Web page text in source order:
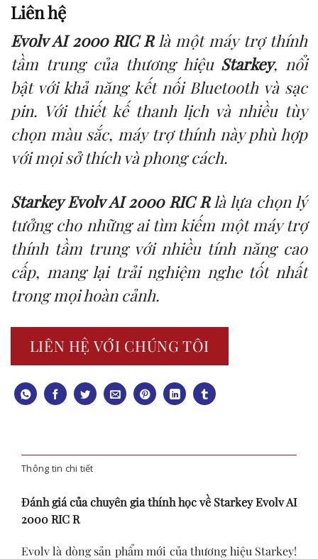
Liên hệ
Evolv AI 2000 RIC Rlà một máy trợ thính
tầm trung của thương hiệu Starkey, nổi
bật với khả năng kết nối Bluetooth và sạc
pin. Với thiết kế thanh lịch và nhiều tùy
chọn màu sắc, máy trợ thính này phù hợp
với mọi sở thích và phong cách.
Starkey Evolv AI 2000 RIC Rlà lựa chọn lý
tưởng cho những ai tìm kiếm một máy trợ
thính tầm trung với nhiều tính năng cao
cấp, mang lại trải nghiệm nghe tốt nhất
trong mọi hoàn cảnh.
LIÊN HỆ VỚI CHÚNG TÔI
Thông tin chi tiết
Đánh giá của chuyên gia thính học về Starkey Evolv AI
2000 RIC R
Evolv là dòng sản phẩm mới của thương hiệu Starkey!